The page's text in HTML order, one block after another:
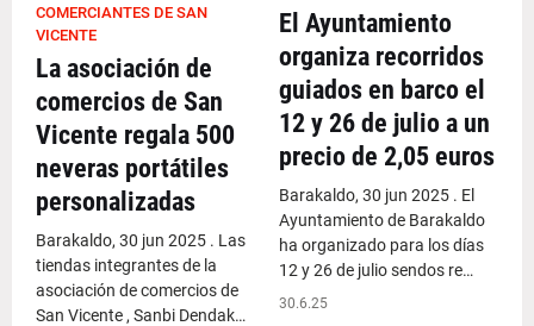
COMERCIANTES DE SAN
VICENTE
La asociación de
comercios de San
Vicente regala 500
neveras portátiles
personalizadas
Barakaldo, 30 jun 2025 . Las
tiendas integrantes de la
asociación de comercios de
San Vicente , Sanbi Dendak…
El Ayuntamiento
organiza recorridos
guiados en barco el
12 y 26 de julio a un
precio de 2,05 euros
Barakaldo, 30 jun 2025 . El
Ayuntamiento de Barakaldo
ha organizado para los días
12 y 26 de julio sendos re…
30.6.25